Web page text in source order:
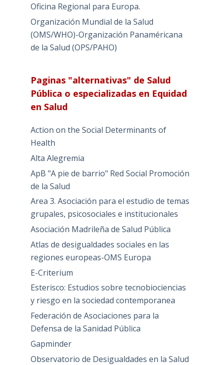
Oficina Regional para Europa.
Organización Mundial de la Salud
(OMS/WHO)-Organización Panaméricana
de la Salud (OPS/PAHO)
Paginas "alternativas" de Salud
Pública o especializadas en Equidad
en Salud
Action on the Social Determinants of
Health
Alta Alegremia
ApB "A pie de barrio" Red Social Promoción
de la Salud
Area 3. Asociación para el estudio de temas
grupales, psicosociales e institucionales
Asociación Madrileña de Salud Pública
Atlas de desigualdades sociales en las
regiones europeas-OMS Europa
E-Criterium
Esterisco: Estudios sobre tecnobiociencias
y riesgo en la sociedad contemporanea
Federación de Asociaciones para la
Defensa de la Sanidad Pública
Gapminder
Observatorio de Desigualdades en la Salud